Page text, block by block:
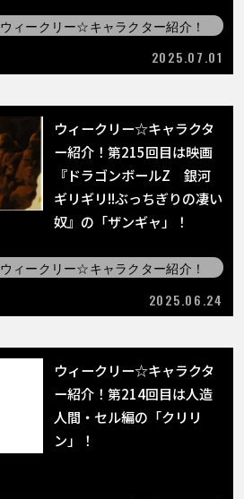
ウィークリー☆キャラクター紹介！
2025.07.01
ウィークリー☆キャラクタ
ー紹介！第215回目は映画
『ドラゴンボールZ 銀河
ギリギリ!!ぶっちぎりの凄い
奴』の「ザンギャ」！
ウィークリー☆キャラクター紹介！
2025.06.24
ウィークリー☆キャラクタ
ー紹介！第214回目は人造
人間・セル編の「クリリ
ン」！